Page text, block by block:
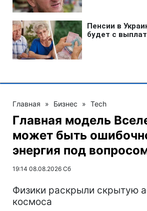
Главная » Бизнес » Tech
Главная модель
может быть
энергия под
19:14 08.08.2026 Сб
Физики раскрыли скрытую
космоса